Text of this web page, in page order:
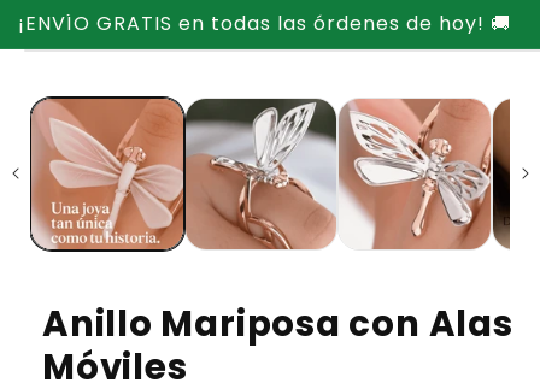
contenido
¡ENVÍO GRATIS en todas las órdenes de hoy! 🚚
producto
Anillo Mariposa con Alas
Móviles